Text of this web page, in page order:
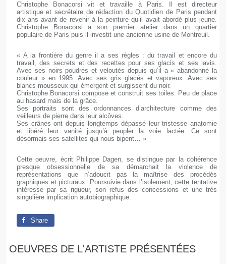
Christophe Bonacorsi vit et travaille à Paris. Il est directeur
artistique et secrétaire de rédaction du Quotidien de Paris pendant
dix ans avant de revenir à la peinture qu’il avait abordé plus jeune.
Christophe Bonacorsi a son premier atelier dans un quartier
populaire de Paris puis il investit une ancienne usine de Montreuil.
« A la frontière du genre il a ses règles : du travail et encore du
travail, des secrets et des recettes pour ses glacis et ses lavis.
Avec ses noirs poudrés et veloutés depuis qu’il a « abandonné la
couleur » en 1995. Avec ses gris glacés et vaporeux. Avec ses
blancs mousseux qui émergent et surgissent du noir.
Christophe Bonacorsi compose et construit ses toiles. Peu de place
au hasard mais de la grâce.
Ses portraits sont des ordonnances d’architecture comme des
veilleurs de pierre dans leur alcôves.
Ses crânes ont depuis longtemps dépassé leur tristesse anatomie
et libéré leur vanité jusqu’à peupler la voie lactée. Ce sont
désormais ses satellites qui nous bipent… »
Cette oeuvre, écrit Philippe Dagen, se distingue par la cohérence
presque obsessionnelle de sa démarchait la violence de
représentations que n’adoucit pas la maîtrise des procédés
graphiques et picturaux. Poursuivie dans l’isolement, cette tentative
intéresse par sa rigueur, son refus des concessions et une très
singulière implication autobiographique.
Share
OEUVRES DE L'ARTISTE PRÉSENTÉES